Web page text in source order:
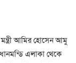
আমির হোসেন আমু
এলাকা থেকে